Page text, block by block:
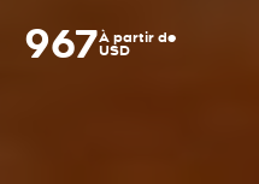
967À partir de
USD